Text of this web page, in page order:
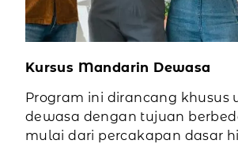
Kursus Mandarin Dewasa
Program ini dirancang khusus
dewasa dengan tujuan
mulai dari percakapan dasar